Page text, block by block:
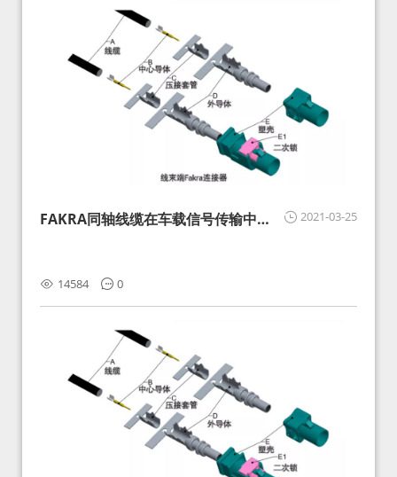
2021-03-25
FAKRA同轴线缆在车载信号传输中的
14584 0